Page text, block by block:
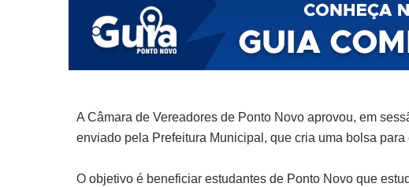
A Câmara de Vereadores de Ponto Novo aprovou, em
enviado pela Prefeitura Municipal, que cria uma bolsa
O objetivo é beneficiar estudantes de Ponto Novo que